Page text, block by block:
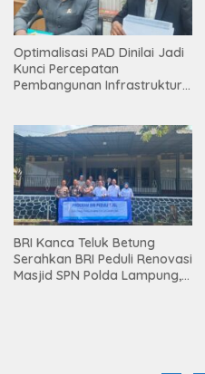
Optimalisasi PAD Dinilai Jadi
Kunci Percepatan
Pembangunan Infrastruktur
BRI Kanca Teluk Betung
Serahkan BRI Peduli Renovasi
Masjid SPN Polda Lampung,